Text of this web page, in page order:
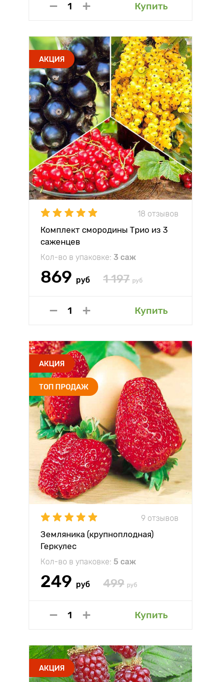
Купить
АКЦИЯ
18 отзывов
Комплект смородины Трио из 3
саженцев
Кол-во в упаковке: 3 саж
869 руб 1 197 руб
Купить
АКЦИЯ
ТОП ПРОДАЖ
9 отзывов
Земляника (крупноплодная)
Геркулес
Кол-во в упаковке: 5 саж
249 руб 499 руб
Купить
АКЦИЯ